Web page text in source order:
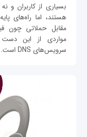
بسیاری از کاربران و
هستند، اما راه‌های
مقابل حملاتی چون
مواردی از این دست
سرویس‌های DNS است. استفاده از تنها یکی از این...